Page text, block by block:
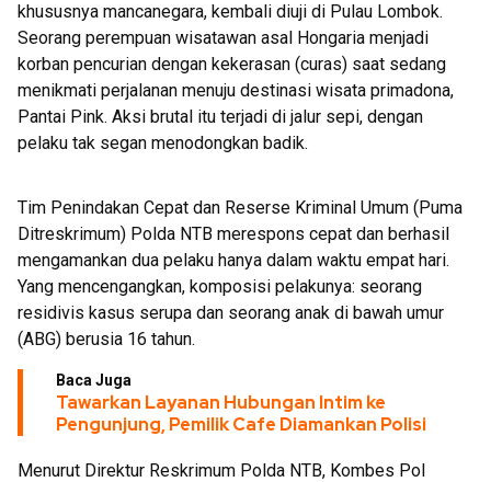
khususnya mancanegara, kembali diuji di Pulau Lombok.
Seorang perempuan wisatawan asal Hongaria menjadi
korban pencurian dengan kekerasan (curas) saat sedang
menikmati perjalanan menuju destinasi wisata primadona,
Pantai Pink. Aksi brutal itu terjadi di jalur sepi, dengan
pelaku tak segan menodongkan badik.
Tim Penindakan Cepat dan Reserse Kriminal Umum (Puma
Ditreskrimum) Polda NTB merespons cepat dan berhasil
mengamankan dua pelaku hanya dalam waktu empat hari.
Yang mencengangkan, komposisi pelakunya: seorang
residivis kasus serupa dan seorang anak di bawah umur
(ABG) berusia 16 tahun.
Baca Juga
Tawarkan Layanan Hubungan Intim ke
Pengunjung, Pemilik Cafe Diamankan Polisi
Menurut Direktur Reskrimum Polda NTB, Kombes Pol